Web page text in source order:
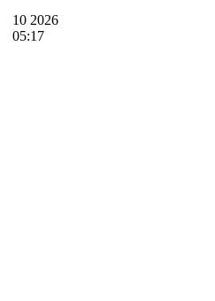
10 2026
05:17